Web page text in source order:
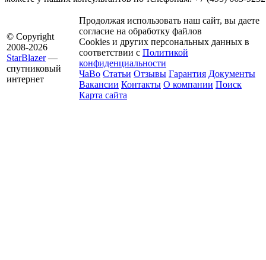
© Copyright
2008-2026
StarBlazer—
спутниковый
интернет
Продолжая использовать наш сайт, вы даете
согласие на обработку файлов
Cookies и других персональных данных в
соответствии с Политикой
конфиденциальности
ЧаВо Статьи Отзывы Гарантия Документы
Вакансии Контакты О компании Поиск
Карта сайта